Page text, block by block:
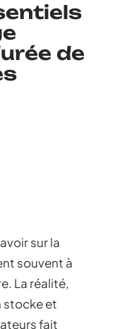
de
sur la
souvent à
La réalité,
stocke et
fait